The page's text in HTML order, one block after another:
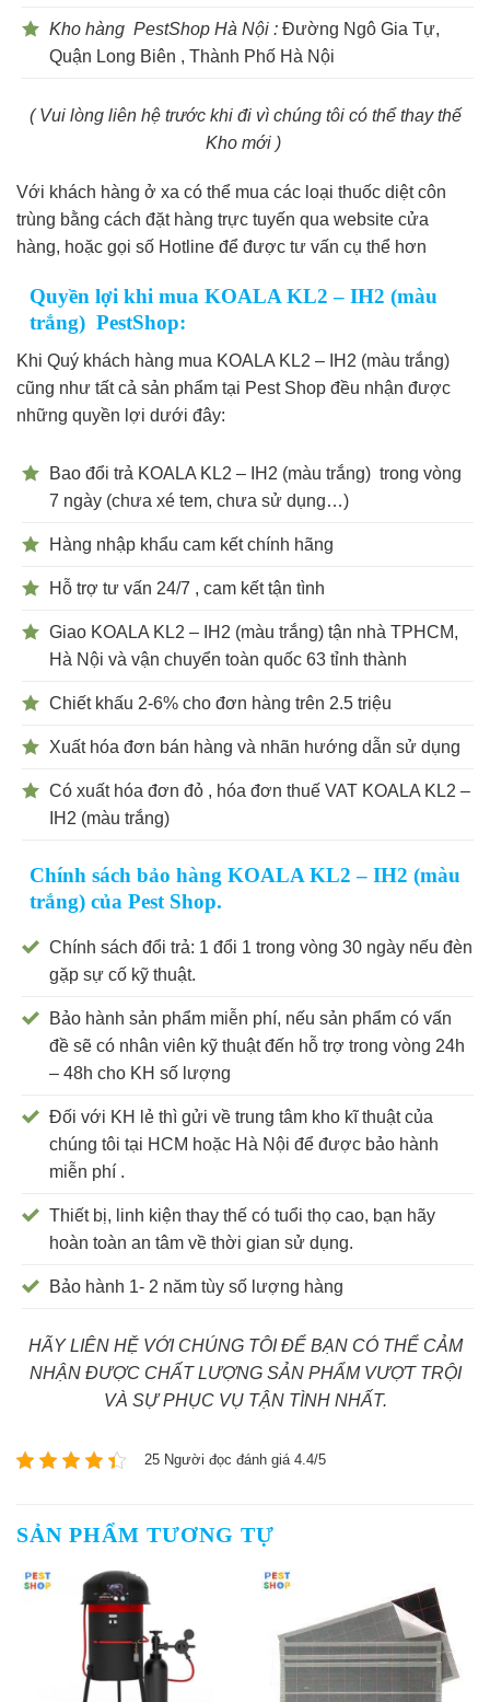
Kho hàng PestShop Hà Nội : Đường Ngô Gia Tự,
Quận Long Biên , Thành Phố Hà Nội
( Vui lòng liên hệ trước khi đi vì chúng tôi có thể thay thế
Kho mới )
Với khách hàng ở xa có thể mua các loại thuốc diệt côn
trùng bằng cách đặt hàng trực tuyến qua website cửa
hàng, hoặc gọi số Hotline để được tư vấn cụ thể hơn
Quyền lợi khi mua KOALA KL2 – IH2 (màu
trắng) PestShop:
Khi Quý khách hàng mua KOALA KL2 – IH2 (màu trắng)
cũng như tất cả sản phẩm tại Pest Shop đều nhận được
những quyền lợi dưới đây:
Bao đổi trả KOALA KL2 – IH2 (màu trắng) trong vòng
7 ngày (chưa xé tem, chưa sử dụng…)
Hàng nhập khẩu cam kết chính hãng
Hỗ trợ tư vấn 24/7 , cam kết tận tình
Giao KOALA KL2 – IH2 (màu trắng) tận nhà TPHCM,
Hà Nội và vận chuyển toàn quốc 63 tỉnh thành
Chiết khấu 2-6% cho đơn hàng trên 2.5 triệu
Xuất hóa đơn bán hàng và nhãn hướng dẫn sử dụng
Có xuất hóa đơn đỏ , hóa đơn thuế VAT KOALA KL2 –
IH2 (màu trắng)
Chính sách bảo hàng KOALA KL2 – IH2 (màu
trắng) của Pest Shop.
Chính sách đổi trả: 1 đổi 1 trong vòng 30 ngày nếu đèn
gặp sự cố kỹ thuật.
Bảo hành sản phẩm miễn phí, nếu sản phẩm có vấn
đề sẽ có nhân viên kỹ thuật đến hỗ trợ trong vòng 24h
– 48h cho KH số lượng
Đối với KH lẻ thì gửi về trung tâm kho kĩ thuật của
chúng tôi tại HCM hoặc Hà Nội để được bảo hành
miễn phí .
Thiết bị, linh kiện thay thế có tuổi thọ cao, bạn hãy
hoàn toàn an tâm về thời gian sử dụng.
Bảo hành 1- 2 năm tùy số lượng hàng
HÃY LIÊN HỆ VỚI CHÚNG TÔI ĐỂ BẠN CÓ THỂ CẢM
NHẬN ĐƯỢC CHẤT LƯỢNG SẢN PHẨM VƯỢT TRỘI
VÀ SỰ PHỤC VỤ TẬN TÌNH NHẤT.
25 Người đọc đánh giá 4.4/5
SẢN PHẨM TƯƠNG TỰ